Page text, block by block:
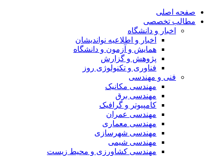
صفحه اصلی
مطالب تخصصی
اخبار و دانشگاه
اخبار و اطلاعیه نواندیشان
همایش و آزمون و دانشگاه
پژوهش و گزارش
فناوری و تکنولوژی روز
فنی و مهندسی
مهندسی مکانیک
مهندسی برق
کامپیوتر و گرافیک
مهندسی عمران
مهندسی معماری
مهندسی شهرسازی
مهندسی شیمی
مهندسی کشاورزی و محیط زیست